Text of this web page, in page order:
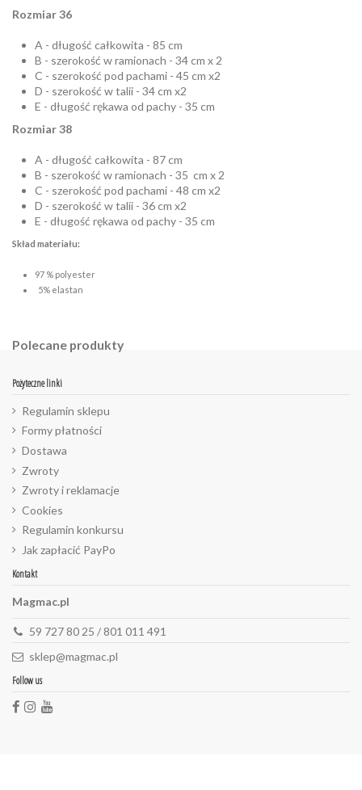
Rozmiar 36
A - długość całkowita - 85 cm
B - szerokość w ramionach - 34 cm x 2
C - szerokość pod pachami - 45 cm x2
D - szerokość w talii - 34 cm x2
E - długość rękawa od pachy - 35 cm
Rozmiar 38
A - długość całkowita - 87 cm
B - szerokość w ramionach - 35 cm x 2
C - szerokość pod pachami - 48 cm x2
D - szerokość w talii - 36 cm x2
E - długość rękawa od pachy - 35 cm
Skład materiału:
97 % polyester
5% elastan
Polecane produkty
Pożyteczne linki
Regulamin sklepu
Formy płatności
Dostawa
Zwroty
Zwroty i reklamacje
Cookies
Regulamin konkursu
Jak zapłacić PayPo
Kontakt
Magmac.pl
59 727 80 25 / 801 011 491
sklep@magmac.pl
Follow us